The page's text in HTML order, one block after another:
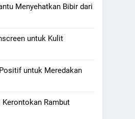
Menyehatkan Bibir dari
untuk Kulit
untuk Meredakan
Kerontokan Rambut